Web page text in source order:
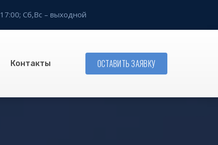
Сб,Вс – выходной
Контакты ОСТАВИТЬ ЗАЯВКУ